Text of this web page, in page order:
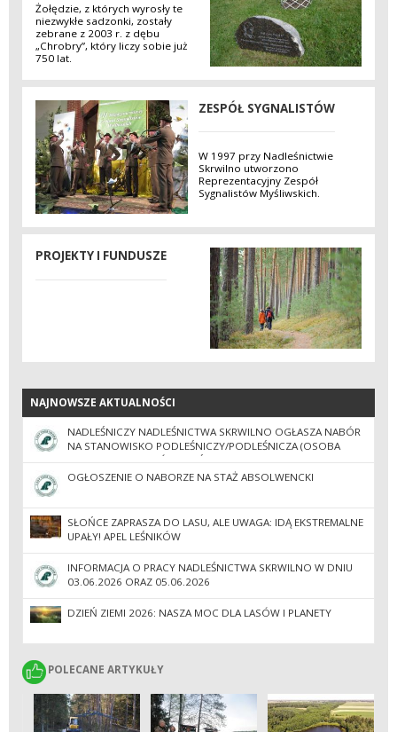
Żołędzie, z których wyrosły te
niezwykłe sadzonki, zostały
zebrane z 2003 r. z dębu
„Chrobry”, który liczy sobie już
750 lat.
ZESPÓŁ SYGNALISTÓW
W 1997 przy Nadleśnictwie
Skrwilno utworzono
Reprezentacyjny Zespół
Sygnalistów Myśliwskich.
PROJEKTY I FUNDUSZE
NAJNOWSZE AKTUALNOŚCI
NAJNOWSZE AKTUALNOŚCI
NADLEŚNICZY NADLEŚNICTWA SKRWILNO OGŁASZA NABÓR
NA STANOWISKO PODLEŚNICZY/PODLEŚNICZA (OSOBA
ZAJMUJĄCA SIĘ SZKÓŁKĄ LEŚNĄ)
OGŁOSZENIE O NABORZE NA STAŻ ABSOLWENCKI
SŁOŃCE ZAPRASZA DO LASU, ALE UWAGA: IDĄ EKSTREMALNE
UPAŁY! APEL LEŚNIKÓW
INFORMACJA O PRACY NADLEŚNICTWA SKRWILNO W DNIU
03.06.2026 ORAZ 05.06.2026
DZIEŃ ZIEMI 2026: NASZA MOC DLA LASÓW I PLANETY
POLECANE ARTYKUŁY
POLECANE ARTYKUŁY